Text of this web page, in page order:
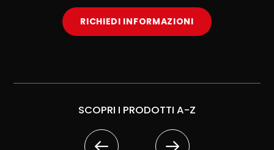
RICHIEDI INFORMAZIONI
SCOPRI I PRODOTTI A-Z